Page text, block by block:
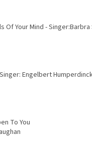
Of Your Mind -
Engelbert
To You